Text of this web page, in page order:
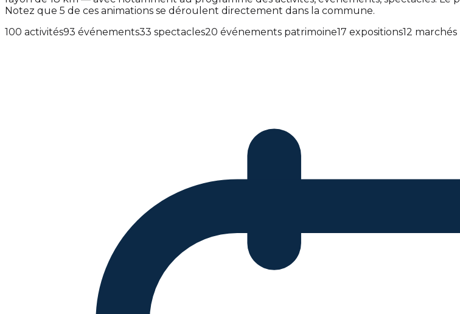
Notez que 5 de ces animations se déroulent directement dans la commune.
100 activités93 événements33 spectacles20 événements patrimoine17 expositions12 marchés